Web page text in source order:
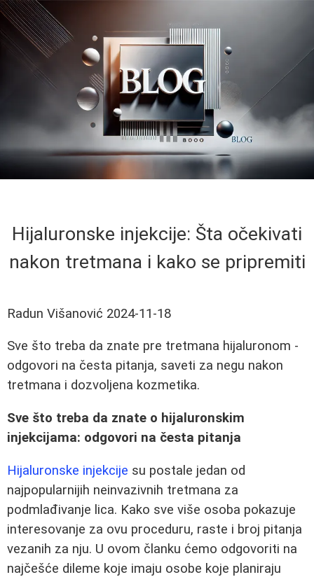
Hijaluronske injekcije: Šta očekivati
nakon tretmana i kako se pripremiti
Radun Višanović 2024-11-18
Sve što treba da znate pre tretmana hijaluronom -
odgovori na česta pitanja, saveti za negu nakon
tretmana i dozvoljena kozmetika.
Sve što treba da znate o hijaluronskim
injekcijama: odgovori na česta pitanja
Hijaluronske injekcije su postale jedan od
najpopularnijih neinvazivnih tretmana za
podmlađivanje lica. Kako sve više osoba pokazuje
interesovanje za ovu proceduru, raste i broj pitanja
vezanih za nju. U ovom članku ćemo odgovoriti na
najčešće dileme koje imaju osobe koje planiraju